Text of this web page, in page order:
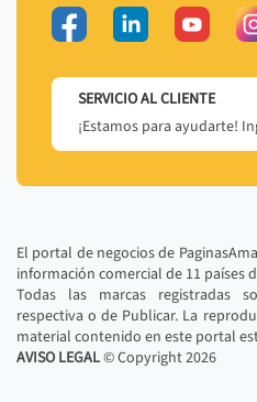
SERVICIO AL CLIENTE
¡Estamos para ayudarte!
El portal de negocios de
información comercial de 11 países
Todas las marcas registradas
respectiva o de Publicar. La
material contenido en este portal
AVISO LEGAL© Copyright2026